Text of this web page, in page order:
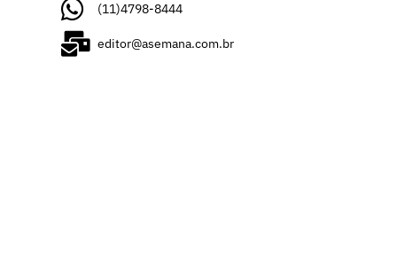
(11)4798-8444
editor@asemana.com.br